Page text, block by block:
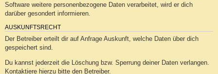
Software weitere personenbezogene Daten verarbeitet, wird er dich
darüber gesondert informieren.
AUSKUNFTSRECHT
Der Betreiber erteilt dir auf Anfrage Auskunft, welche Daten über dich
gespeichert sind.
Du kannst jederzeit die Löschung bzw. Sperrung deiner Daten verlangen.
Kontaktiere hierzu bitte den Betreiber.